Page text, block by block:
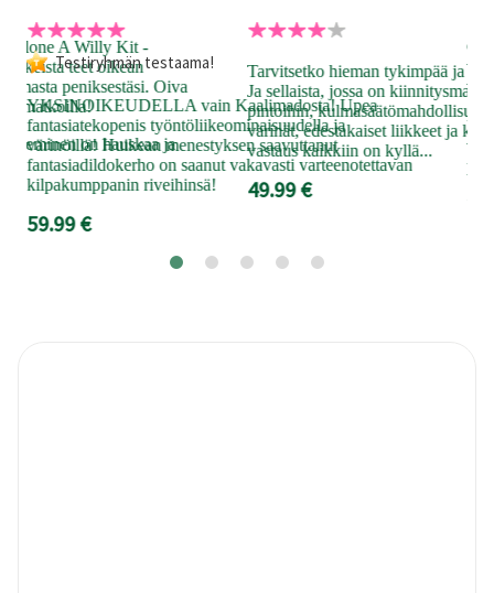
Clone A Willy Kit -
teet oikean
peniksestäsi. Oiva
matkoilla!
on hauskaa ja
Testiryhmän testaama!
YKSINOIKEUDELLA vain Kaalimadosta! Upea
fantasiatekopenis työntöliikeominaisuudella ja
värinöillä! Huikean menestyksen saavuttanut
fantasiadildokerho on saanut vakavasti varteenotettavan
kilpakumppanin riveihinsä!
59.99 €
Tarvitsetko hieman tykimpää ja
Ja sellaista, jossa on
pintoihin,
värinät, edestakaiset liikkeet ja
vastaus kaikkiin on kyllä...
49.99 €